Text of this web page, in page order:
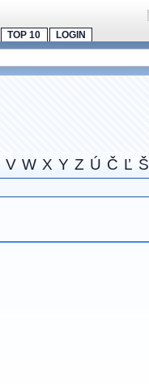
TOP 10 LOGIN
V W X Y Z Ú Č Ľ Š